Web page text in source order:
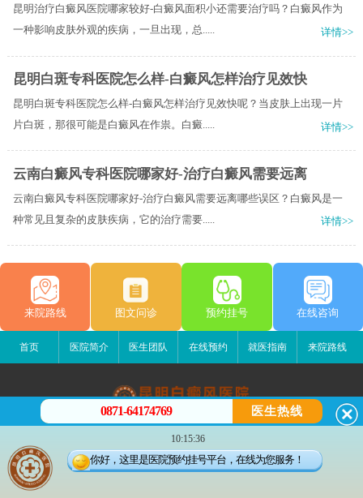
昆明治疗白癜风医院哪家较好-白癜风面积小还需要治疗吗？白癜风作为
一种影响皮肤外观的疾病，一旦出现，总.....
详情>>
昆明白斑专科医院怎么样-白癜风怎样治疗见效快
昆明白斑专科医院怎么样-白癜风怎样治疗见效快呢？当皮肤上出现一片
片白斑，那很可能是白癜风在作祟。白癜.....
详情>>
云南白癜风专科医院哪家好-治疗白癜风需要远离
云南白癜风专科医院哪家好-治疗白癜风需要远离哪些误区？白癜风是一
种常见且复杂的皮肤疾病，它的治疗需要.....
详情>>
来院路线 图文问诊 预约挂号 在线咨询
首页 医院简介 医生团队 在线预约 就医指南 来院路线
昆明白癜风医院
昆明市五华区护国路2号
版权所有：昆明白癜风医院
0871-64174769 医生热线
10:15:36
你好，这里是医院预约挂号平台，在线为您服务！